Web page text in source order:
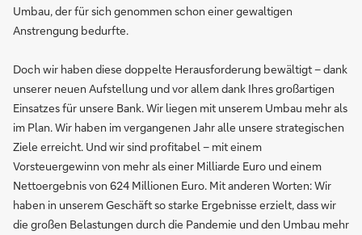
Umbau, der für sich genommen schon einer gewaltigen
Anstrengung bedurfte.
Doch wir haben diese doppelte Herausforderung bewältigt – dank
unserer neuen Aufstellung und vor allem dank Ihres großartigen
Einsatzes für unsere Bank. Wir liegen mit unserem Umbau mehr als
im Plan. Wir haben im vergangenen Jahr alle unsere strategischen
Ziele erreicht. Und wir sind profitabel – mit einem
Vorsteuergewinn von mehr als einer Milliarde Euro und einem
Nettoergebnis von 624 Millionen Euro. Mit anderen Worten: Wir
haben in unserem Geschäft so starke Ergebnisse erzielt, dass wir
die großen Belastungen durch die Pandemie und den Umbau mehr